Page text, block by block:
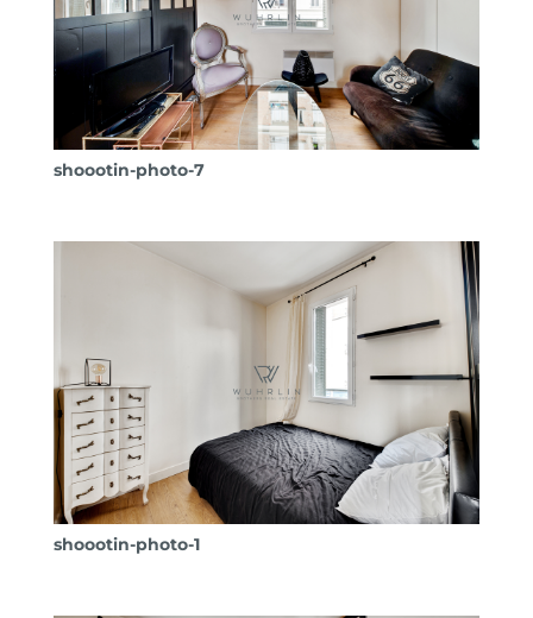
shoootin-photo-7
shoootin-photo-1